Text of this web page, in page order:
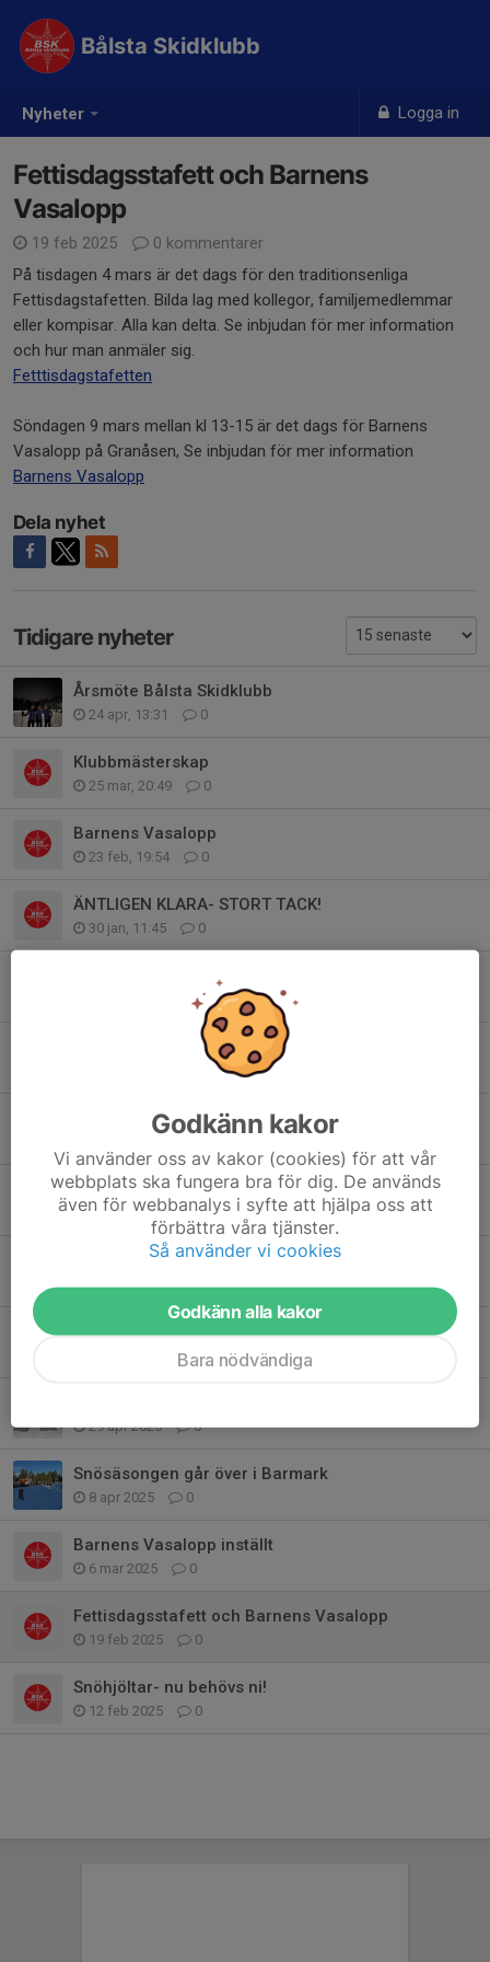
Nyheter Logga in
Bålsta Skidklubb
Fettisdagsstafett och Barnens
Vasalopp
19 feb 2025
0 kommentarer
På tisdagen 4 mars är det dags för den traditionsenliga
Fettisdagstafetten. Bilda lag med kollegor, familjemedlemmar
eller kompisar. Alla kan delta. Se inbjudan för mer information
och hur man anmäler sig.
Fetttisdagstafetten
Söndagen 9 mars mellan kl 13-15 är det dags för Barnens
Vasalopp på Granåsen, Se inbjudan för mer information
Barnens Vasalopp
Dela nyhet
Tidigare nyheter
Årsmöte Bålsta Skidklubb
24 apr, 13:31 0
Klubbmästerskap
25 mar, 20:49 0
Barnens Vasalopp
23 feb, 19:54 0
ÄNTLIGEN KLARA- STORT TACK!
30 jan, 11:45 0
0
Möjlighet att beställa kläder för vintersäsongen
17 okt 2025 0
Välkommen på pysseldag på Granåsen
22 sep 2025 0
Tack för ett trevligt Årsmöte
0
29 apr 2025 0
Snösäsongen går över i Barmark
8 apr 2025 0
Barnens Vasalopp inställt
6 mar 2025 0
Fettisdagsstafett och Barnens Vasalopp
19 feb 2025 0
Snöhjöltar- nu behövs ni!
12 feb 2025 0
Godkänn kakor
Vi använder oss av kakor (cookies) för att vår
webbplats ska fungera bra för dig. De används
även för webbanalys i syfte att hjälpa oss att
förbättra våra tjänster.
Så använder vi cookies
Godkänn alla kakor
Bara nödvändiga